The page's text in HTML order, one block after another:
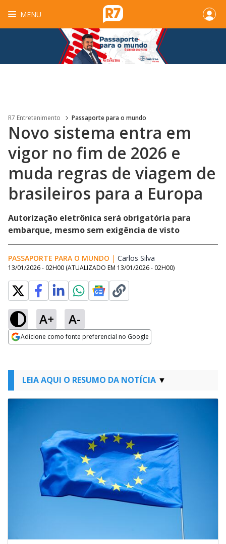
MENU
R7 Entretenimento Passaporte para o mundo
Novo sistema entra em
vigor no fim de 2026 e
muda regras de viagem de
brasileiros para a Europa
Autorização eletrônica será obrigatória para
embarque, mesmo sem exigência de visto
PASSAPORTE PARA O MUNDO | Carlos Silva
13/01/2026 - 02H00 (ATUALIZADO EM 13/01/2026 - 02H00)
A+ A-
Adicione como fonte preferencial no Google
LEIA AQUI O RESUMO DA NOTÍCIA